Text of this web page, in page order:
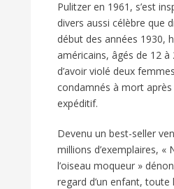
Pulitzer en 1961, s’est
divers aussi célèbre que
début des années 1930,
américains, âgés de 12 à
d’avoir violé deux
condamnés à mort après
expéditif.
Devenu un best-seller
millions d’exemplaires, «
l’oiseau moqueur »
regard d’un enfant,